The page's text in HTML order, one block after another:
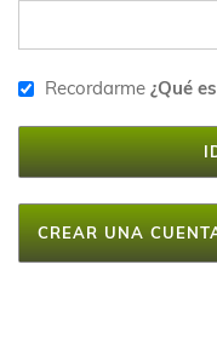
Recordarme ¿Qué
CREAR UNA